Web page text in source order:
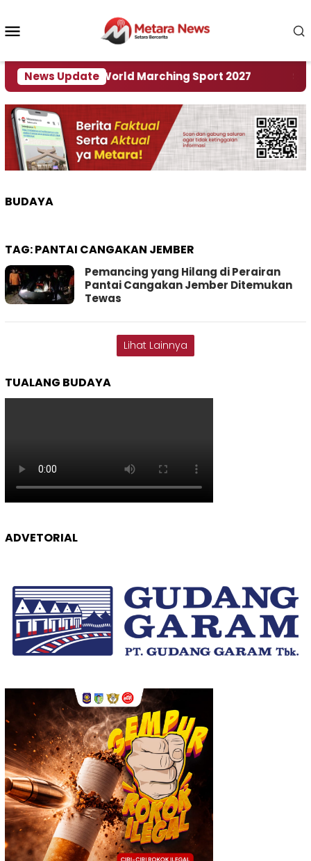
konten
News Update
Rumah World Marching Sport 2027 ‎Soal
BUDAYA
TAG:PANTAI CANGAKAN JEMBER
Pemancing yang Hilang di Perairan
Pantai Cangakan Jember Ditemukan
Tewas
Lihat Lainnya
TUALANG BUDAYA
ADVETORIAL